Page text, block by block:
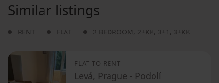
Similar listings
RENT FLAT 2 BEDROOM, 2+KK, 3+1 , 3+KK
FLAT TO RENT
Levá, Prague - Podolí